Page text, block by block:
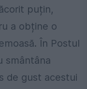
puțin,
a obține o
În Postul
smântâna
de gust acestui